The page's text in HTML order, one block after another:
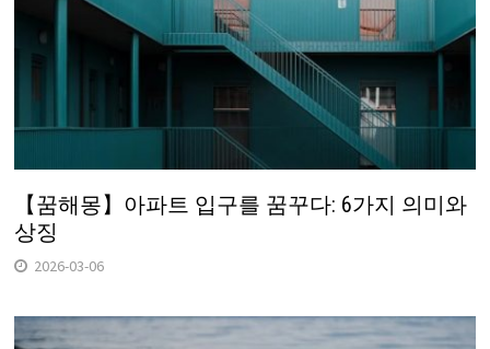
【꿈해몽】아파트 입구를 꿈꾸다: 6가지 의미와
상징
2026-03-06